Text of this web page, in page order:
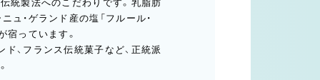
統製法へのこだわりです。乳脂肪
・ゲランド産の塩「フルール・
宿っています。
、フランス伝統菓子など、正統派